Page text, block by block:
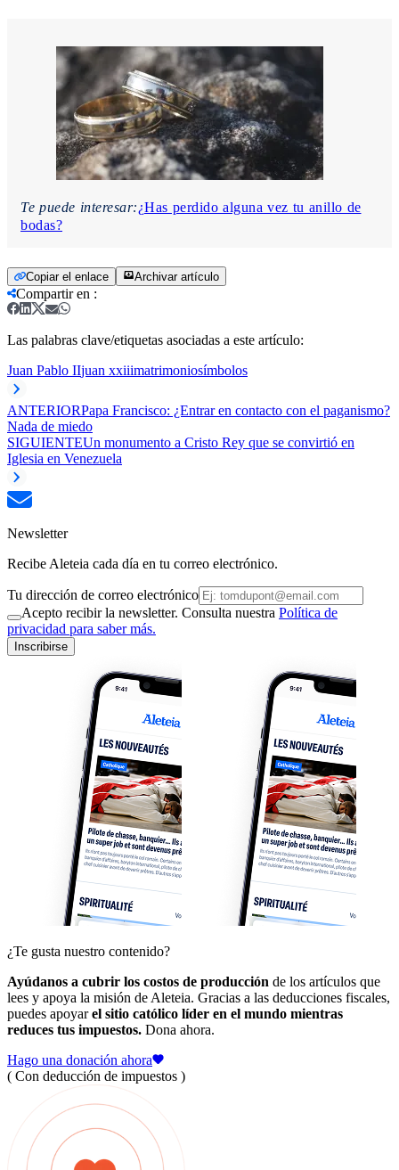
Te puede interesar:¿Has perdido alguna vez tu anillo de
bodas?
Copiar el enlace Archivar artículo
Compartir en :
Las palabras clave/etiquetas asociadas a este artículo:
Juan Pablo IIjuan xxiiimatrimoniosímbolos
ANTERIORPapa Francisco: ¿Entrar en contacto con el paganismo?
Nada de miedo
SIGUIENTEUn monumento a Cristo Rey que se convirtió en
Iglesia en Venezuela
Newsletter
Recibe Aleteia cada día en tu correo electrónico.
Tu dirección de correo electrónico
Acepto recibir la newsletter. Consulta nuestra Política de
privacidad para saber más.
Inscribirse
¿Te gusta nuestro contenido?
Ayúdanos a cubrir los costos de producción de los artículos que
lees y apoya la misión de Aleteia. Gracias a las deducciones fiscales,
puedes apoyarel sitio católico líder en el mundo mientras
reduces tus impuestos. Dona ahora.
Hago una donación ahora
( Con deducción de impuestos )